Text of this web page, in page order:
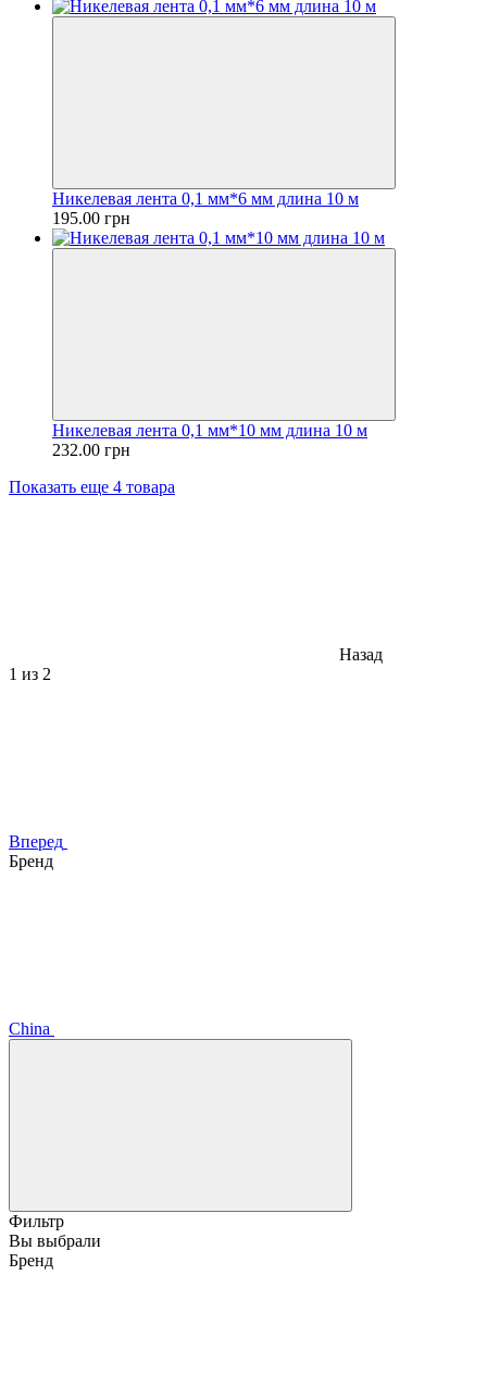
Никелевая лента 0,1 мм*6 мм длина 10 м
195.00 грн
Никелевая лента 0,1 мм*10 мм длина 10 м
232.00 грн
Показать еще 4 товара
Назад
1 из 2
Вперед
Бренд
China
Фильтр
Вы выбрали
Бренд